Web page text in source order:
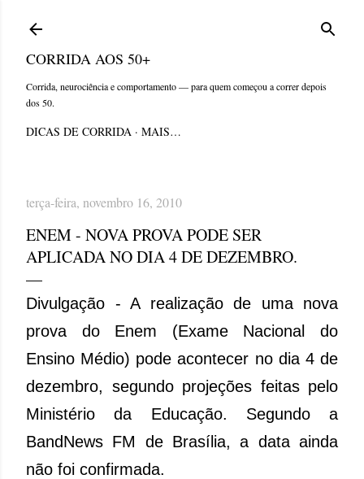
CORRIDA AOS 50+
Corrida, neurociência e comportamento — para quem começou a correr depois
dos 50.
DICAS DE CORRIDA MAIS…
terça-feira, novembro 16, 2010
ENEM - NOVA PROVA PODE SER
APLICADA NO DIA 4 DE DEZEMBRO.
Divulgação - A realização de uma nova
prova do Enem (Exame Nacional do
Ensino Médio) pode acontecer no dia 4 de
dezembro, segundo projeções feitas pelo
Ministério da Educação. Segundo a
BandNews FM de Brasília, a data ainda
não foi confirmada.